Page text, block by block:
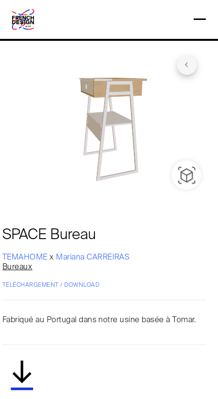
SPACE Bureau
TEMAHOMEx Mariana CARREIRAS
Bureaux
TÉLÉCHARGEMENT / DOWNLOAD
Fabriqué au Portugal dans notre usine basée à Tomar.